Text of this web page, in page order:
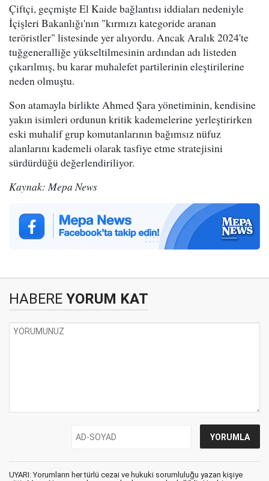
Çiftçi, geçmişte El Kaide bağlantısı iddiaları nedeniyle
İçişleri Bakanlığı'nın "kırmızı kategoride aranan
teröristler" listesinde yer alıyordu. Ancak Aralık 2024'te
tuğgeneralliğe yükseltilmesinin ardından adı listeden
çıkarılmış, bu karar muhalefet partilerinin eleştirilerine
neden olmuştu.
Son atamayla birlikte Ahmed Şara yönetiminin, kendisine
yakın isimleri ordunun kritik kademelerine yerleştirirken
eski muhalif grup komutanlarının bağımsız nüfuz
alanlarını kademeli olarak tasfiye etme stratejisini
sürdürdüğü değerlendiriliyor.
Kaynak: Mepa News
HABERE YORUM KAT
UYARI: Yorumların her türlü cezai ve hukuki sorumluluğu yazan kişiye